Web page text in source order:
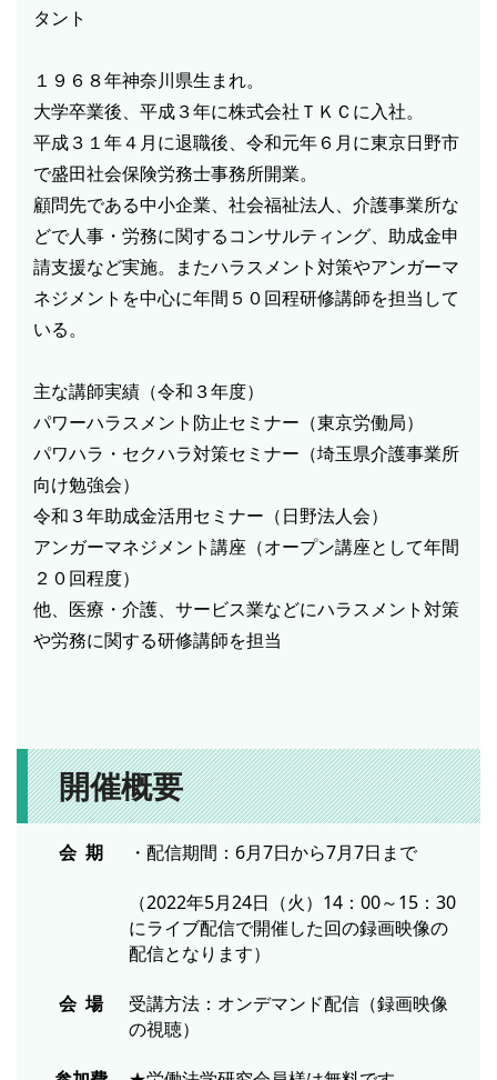
タント
１９６８年神奈川県生まれ。
大学卒業後、平成３年に株式会社ＴＫＣに入社。
平成３１年４月に退職後、令和元年６月に東京日野市
で盛田社会保険労務士事務所開業。
顧問先である中小企業、社会福祉法人、介護事業所な
どで人事・労務に関するコンサルティング、助成金申
請支援など実施。またハラスメント対策やアンガーマ
ネジメントを中心に年間５０回程研修講師を担当して
いる。
主な講師実績（令和３年度）
パワーハラスメント防止セミナー（東京労働局）
パワハラ・セクハラ対策セミナー（埼玉県介護事業所
向け勉強会）
令和３年助成金活用セミナー（日野法人会）
アンガーマネジメント講座（オープン講座として年間
２０回程度）
他、医療・介護、サービス業などにハラスメント対策
や労務に関する研修講師を担当
開催概要
会 期 ・配信期間：6月7日から7月7日まで
（2022年5月24日（火）14：00～15：30
にライブ配信で開催した回の録画映像の
配信となります）
会 場
受講方法：オンデマンド配信（録画映像
の視聴）